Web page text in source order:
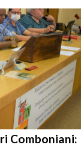
Comboniani: